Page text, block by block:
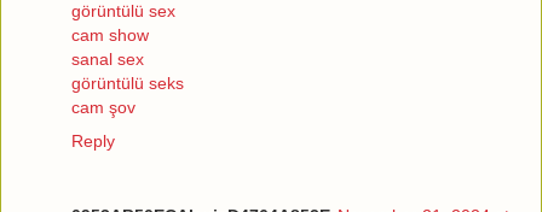
görüntülü sex
cam show
sanal sex
görüntülü seks
cam şov
Reply